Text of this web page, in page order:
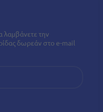
λαμβάνετε την
δωρεάν στο e-mail